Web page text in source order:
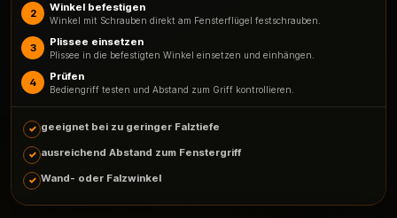
2 Winkel befestigen
Winkel mit Schrauben direkt am Fensterflügel festschrauben.
3 Plissee einsetzen
Plissee in die befestigten Winkel einsetzen und einhängen.
4 Prüfen
Bediengriff testen und Abstand zum Griff kontrollieren.
geeignet bei zu geringer Falztiefe
ausreichend Abstand zum Fenstergriff
Wand- oder Falzwinkel